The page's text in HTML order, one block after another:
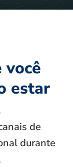
você
estar
de
durante